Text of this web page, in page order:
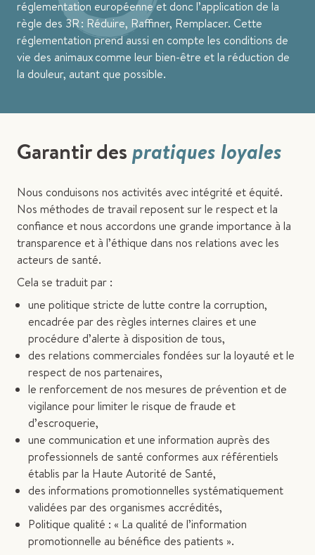
réglementation européenne et donc l’application de la
règle des 3R : Réduire, Raffiner, Remplacer. Cette
réglementation prend aussi en compte les conditions de
vie des animaux comme leur bien-être et la réduction de
la douleur, autant que possible.
Garantir despratiques loyales
Nous conduisons nos activités avec intégrité et équité.
Nos méthodes de travail reposent sur le respect et la
confiance et nous accordons une grande importance à la
transparence et à l’éthique dans nos relations avec les
acteurs de santé.
Cela se traduit par :
une politique stricte de lutte contre la corruption,
encadrée par des règles internes claires et une
procédure d’alerte à disposition de tous,
des relations commerciales fondées sur la loyauté et le
respect de nos partenaires,
le renforcement de nos mesures de prévention et de
vigilance pour limiter le risque de fraude et
d’escroquerie,
une communication et une information auprès des
professionnels de santé conformes aux référentiels
établis par la Haute Autorité de Santé,
des informations promotionnelles systématiquement
validées par des organismes accrédités,
Politique qualité : « La qualité de l’information
promotionnelle au bénéfice des patients ».